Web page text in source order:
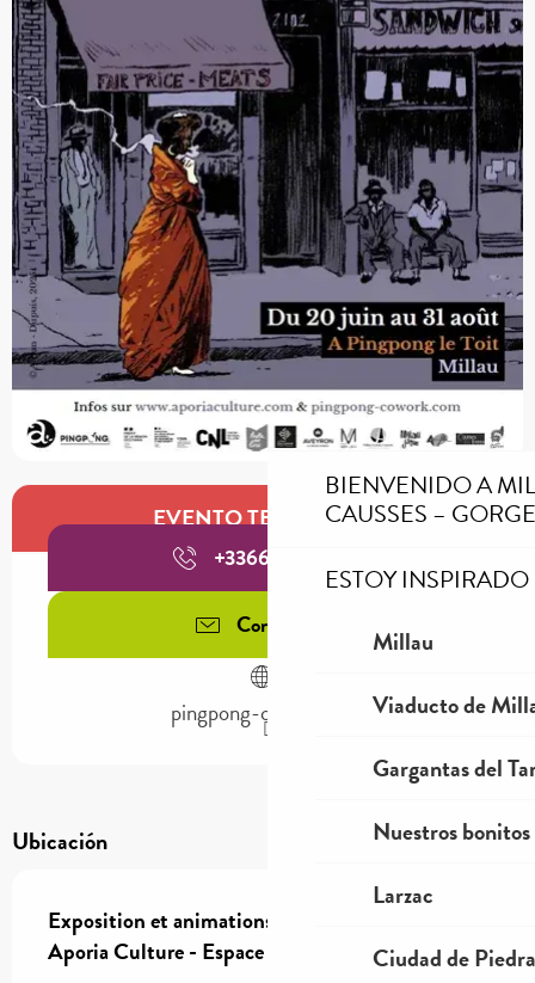
BIENVENIDO A
CAUSSES –
ESTOY INSPIRADO
Millau
Viaducto de
Gargantas del
Nuestros
Larzac
Ciudad de Piedra
Horarios y datos de contactoEVENTO TERMINADO
+336638585
Contáctenos
pingpong-cowork.com
Ubicación
Exposition et animations " Stange Fruit " -
Aporia Culture - Espace Ping Pong le Toit